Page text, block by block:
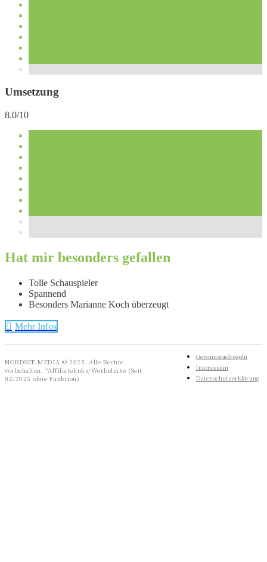
Umsetzung
8.0/10
Hat mir besonders gefallen
Tolle Schauspieler
Spannend
Besonders Marianne Koch überzeugt
Mehr Infos
NORDSEE.MEDIA © 2025. Alle Rechte
vorbehalten. *Affiliatelinks/Werbelinks (Seit
02/2025 ohne Funktion)
Gewinnspielregeln
Impressum
Datenschutzerklärung